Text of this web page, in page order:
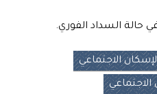
الاجتماعي